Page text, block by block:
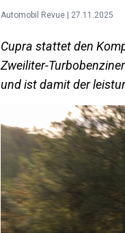
Automobil Revue | 27.11.2025
Cupra stattet den
Zweiliter-
und ist damit der